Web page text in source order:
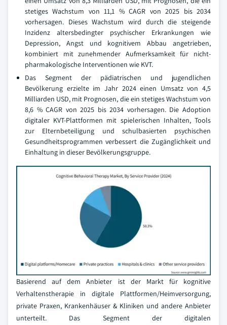
stetiges Wachstum von 11,1 % CAGR von 2025 bis 2034
vorhersagen. Dieses Wachstum wird durch die steigende
Inzidenz altersbedingter psychischer Erkrankungen wie
Depression, Angst und kognitivem Abbau angetrieben,
kombiniert mit zunehmender Aufmerksamkeit für nicht-
pharmakologische Interventionen wie KVT.
Das Segment der pädiatrischen und jugendlichen
Bevölkerung erzielte im Jahr 2024 einen Umsatz von 4,5
Milliarden USD, mit Prognosen, die ein stetiges Wachstum von
8,6 % CAGR von 2025 bis 2034 vorhersagen. Die Adoption
digitaler KVT-Plattformen mit spielerischen Inhalten, Tools
zur Elternbeteiligung und schulbasierten psychischen
Gesundheitsprogrammen verbessert die Zugänglichkeit und
Einhaltung in dieser Bevölkerungsgruppe.
Basierend auf dem Anbieter ist der Markt für kognitive
Verhaltenstherapie in digitale Plattformen/Heimversorgung,
private Praxen, Krankenhäuser & Kliniken und andere Anbieter
unterteilt. Das Segment der digitalen